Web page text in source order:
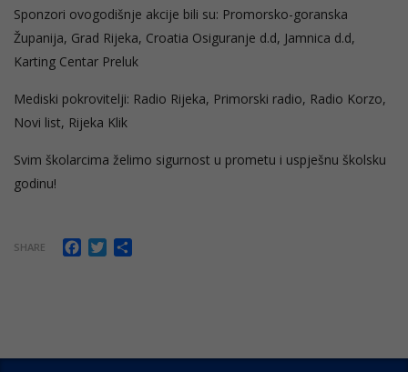
Sponzori ovogodišnje akcije bili su: Promorsko-goranska
Županija, Grad Rijeka, Croatia Osiguranje d.d, Jamnica d.d,
Karting Centar Preluk
Mediski pokrovitelji: Radio Rijeka, Primorski radio, Radio Korzo,
Novi list, Rijeka Klik
Svim školarcima želimo sigurnost u prometu i uspješnu školsku
godinu!
SHARE Facebook
Twitter